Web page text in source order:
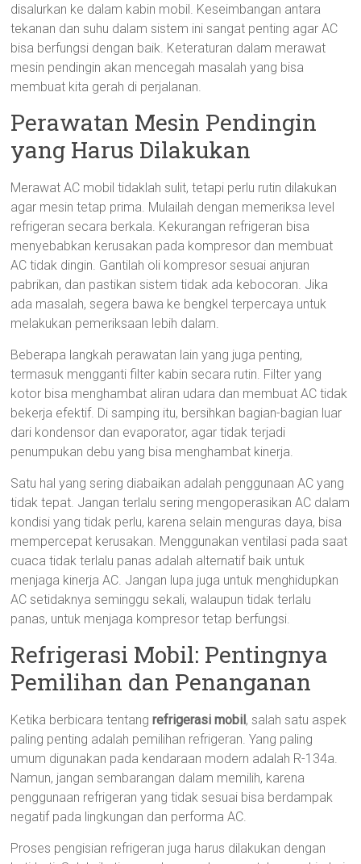
disalurkan ke dalam kabin mobil. Keseimbangan antara
tekanan dan suhu dalam sistem ini sangat penting agar AC
bisa berfungsi dengan baik. Keteraturan dalam merawat
mesin pendingin akan mencegah masalah yang bisa
membuat kita gerah di perjalanan.
Perawatan Mesin Pendingin
yang Harus Dilakukan
Merawat AC mobil tidaklah sulit, tetapi perlu rutin dilakukan
agar mesin tetap prima. Mulailah dengan memeriksa level
refrigeran secara berkala. Kekurangan refrigeran bisa
menyebabkan kerusakan pada kompresor dan membuat
AC tidak dingin. Gantilah oli kompresor sesuai anjuran
pabrikan, dan pastikan sistem tidak ada kebocoran. Jika
ada masalah, segera bawa ke bengkel terpercaya untuk
melakukan pemeriksaan lebih dalam.
Beberapa langkah perawatan lain yang juga penting,
termasuk mengganti filter kabin secara rutin. Filter yang
kotor bisa menghambat aliran udara dan membuat AC tidak
bekerja efektif. Di samping itu, bersihkan bagian-bagian luar
dari kondensor dan evaporator, agar tidak terjadi
penumpukan debu yang bisa menghambat kinerja.
Satu hal yang sering diabaikan adalah penggunaan AC yang
tidak tepat. Jangan terlalu sering mengoperasikan AC dalam
kondisi yang tidak perlu, karena selain menguras daya, bisa
mempercepat kerusakan. Menggunakan ventilasi pada saat
cuaca tidak terlalu panas adalah alternatif baik untuk
menjaga kinerja AC. Jangan lupa juga untuk menghidupkan
AC setidaknya seminggu sekali, walaupun tidak terlalu
panas, untuk menjaga kompresor tetap berfungsi.
Refrigerasi Mobil: Pentingnya
Pemilihan dan Penanganan
Ketika berbicara tentangrefrigerasi mobil, salah satu aspek
paling penting adalah pemilihan refrigeran. Yang paling
umum digunakan pada kendaraan modern adalah R-134a.
Namun, jangan sembarangan dalam memilih, karena
penggunaan refrigeran yang tidak sesuai bisa berdampak
negatif pada lingkungan dan performa AC.
Proses pengisian refrigeran juga harus dilakukan dengan